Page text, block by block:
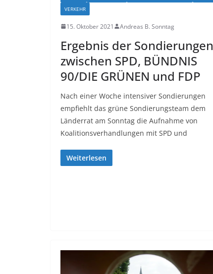
VERKEHR
15. Oktober 2021 Andreas B. Sonntag
Ergebnis der Sondierungen
zwischen SPD, BÜNDNIS
90/DIE GRÜNEN und FDP
Nach einer Woche intensiver Sondierungen
empfiehlt das grüne Sondierungsteam dem
Länderrat am Sonntag die Aufnahme von
Koalitionsverhandlungen mit SPD und
Weiterlesen